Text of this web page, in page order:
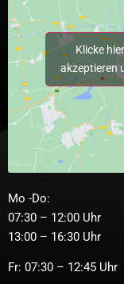
Klicke
akzeptieren
Mo -Do:
07:30 – 12:00 Uhr
13:00 – 16:30 Uhr
Fr: 07:30 – 12:45 Uhr